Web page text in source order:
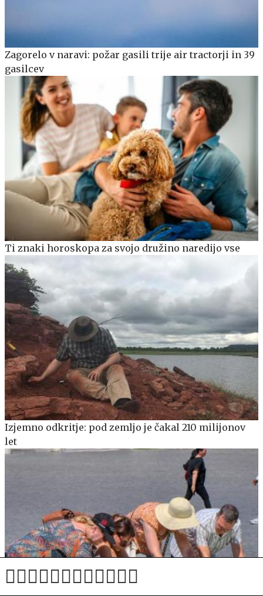
Zagorelo v naravi: požar gasili trije air tractorji in 39
gasilcev
Ti znaki horoskopa za svojo družino naredijo vse
Izjemno odkritje: pod zemljo je čakal 210 milijonov
let